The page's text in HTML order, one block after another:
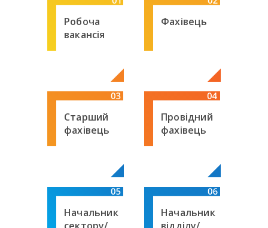
Робоча
вакансія
Фахівець
Старший
фахівець
Провідний
фахівець
Начальник
Начальник